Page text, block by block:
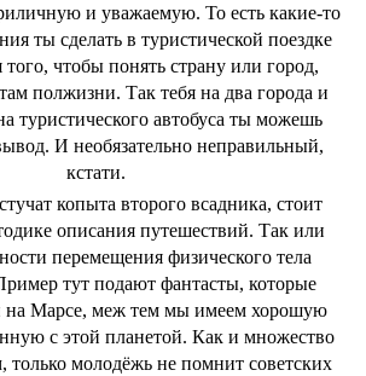
и уважаемую. То есть какие-то
ты сделать в туристической поездке
чтобы понять страну или город,
полжизни. Так тебя на два города и
туристического автобуса ты можешь
И необязательно неправильный,
кстати.
копыта второго всадника, стоит
описания путешествий. Так или
перемещения физического тела
тут подают фантасты, которые
на Марсе, меж тем мы имеем хорошую
с этой планетой. Как и множество
только молодёжь не помнит советских